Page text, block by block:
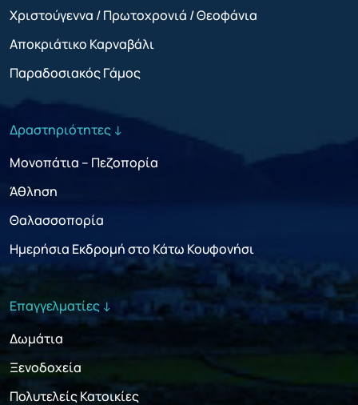
Χριστούγεννα / Πρωτοχρονιά / Θεοφάνια
Αποκριάτικο Καρναβάλι
Παραδοσιακός Γάμος
Δραστηριότητες ↓
Μονοπάτια – Πεζοπορία
Άθληση
Θαλασσοπορία
Ημερήσια Εκδρομή στο Κάτω Κουφονήσι
Επαγγελματίες ↓
Δωμάτια
Ξενοδοχεία
Πολυτελείς Κατοικίες